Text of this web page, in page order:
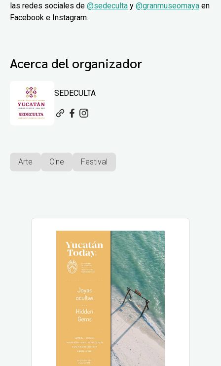
las redes sociales de @sedeculta y @granmuseomaya en
Facebook e Instagram.
Acerca del organizador
SEDECULTA
Arte Cine Festival